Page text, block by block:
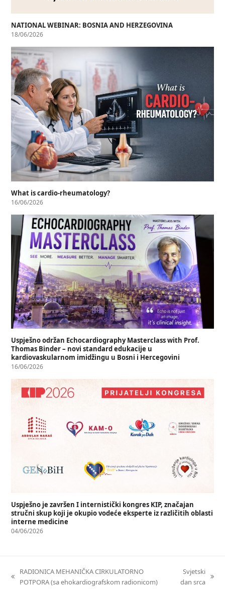
NATIONAL WEBINAR: BOSNIA AND HERZEGOVINA
18/06/2026
What is cardio-rheumatology?
16/06/2026
Uspješno održan Echocardiography Masterclass with Prof.
Thomas Binder – novi standard edukacije u
kardiovaskularnom imidžingu u Bosni i Hercegovini
16/06/2026
Uspješno je završen I internistički kongres KIP, značajan
stručni skup koji je okupio vodeće eksperte iz različitih oblasti
interne medicine
04/06/2026
RADIONICA MEHANIČKA CIRKULATORNO
POTPORA (sa ehokardiografskom radionicom)
Svjetski
dan srca